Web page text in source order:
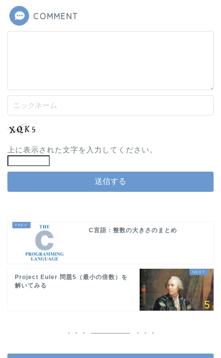
COMMENT
上に表示された文字を入力してください。
C言語：整数の大きさのまとめ
Project Euler 問題5（最小の倍数）を
解いてみる